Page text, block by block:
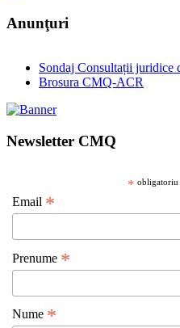
Anunţuri
Sondaj Consultații juridice
Brosura CMQ-ACR
Newsletter CMQ
* obligatoriu
Email *
Prenume *
Nume *